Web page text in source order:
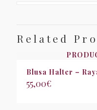
Related
Blusa Halter –
55,00€